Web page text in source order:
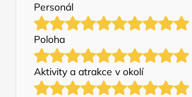
Personál
Poloha
Aktivity a atrakce v okolí